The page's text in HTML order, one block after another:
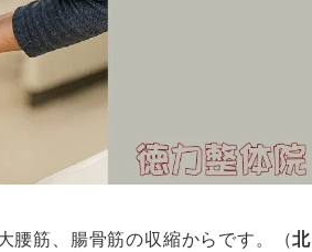
腰筋、腸骨筋の収縮からです。（北